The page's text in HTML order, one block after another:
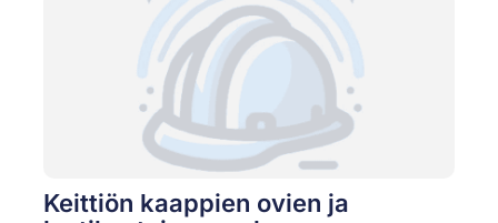
Keittiön kaappien ovien ja